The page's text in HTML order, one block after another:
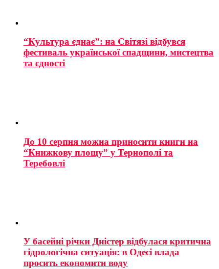
“Культура єднає”: на Світязі відбувся
фестиваль української спадщини, мистецтва
та єдності
До 10 серпня можна приносити книги на
“Книжкову площу” у Тернополі та
Теребовлі
У басейні річки Дністер відбулася критична
гідрологічна ситуація: в Одесі влада
просить економити воду